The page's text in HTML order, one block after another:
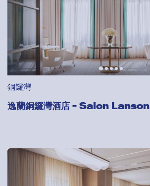
銅鑼灣
逸蘭銅鑼灣酒店 - Salon Lanson